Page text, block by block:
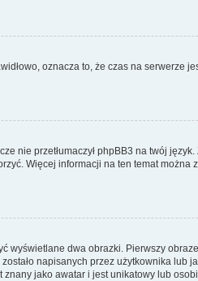
oznacza to, że czas na serwerze
nie przetłumaczył phpBB3 na twój
Więcej informacji na ten temat można
dwa obrazki. Pierwszy
napisanych przez użytkownika lub
jako awatar i jest unikatowy lub